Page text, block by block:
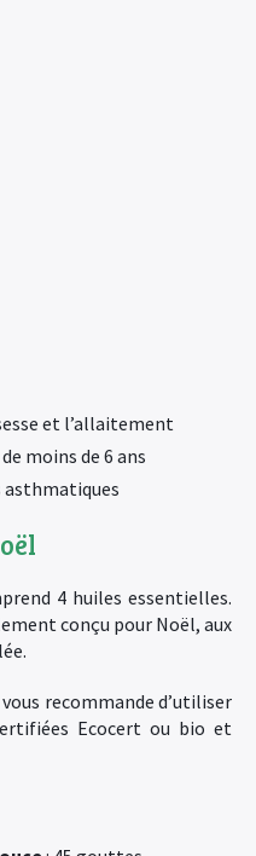
et l’allaitement
moins de 6 ans
asthmatiques
4 huiles essentielles.
conçu pour Noël, aux
recommande d’utiliser
Ecocert ou bio et